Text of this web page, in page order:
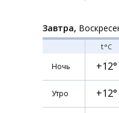
Завтра,
t°C
Ночь
+12°
Утро +12°